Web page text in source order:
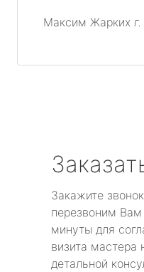
Максим Жарких
Закажите
перезвоним
минуты для
визита мастера
детальной